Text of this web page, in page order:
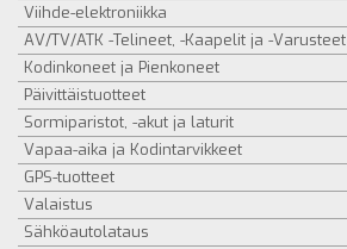
Viihde-elektroniikka
AV/TV/ATK -Telineet, -Kaapelit ja -Varusteet
Kodinkoneet ja Pienkoneet
Päivittäistuotteet
Sormiparistot, -akut ja laturit
Vapaa-aika ja Kodintarvikkeet
GPS-tuotteet
Valaistus
Sähköautolataus